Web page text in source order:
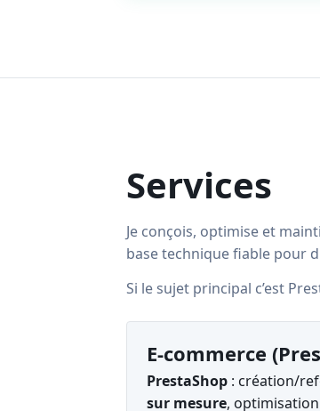
Services
Je conçois, optimise et
base technique fiable pour
Si le sujet principal c’est
E-commerce
PrestaShop : création/
sur mesure,